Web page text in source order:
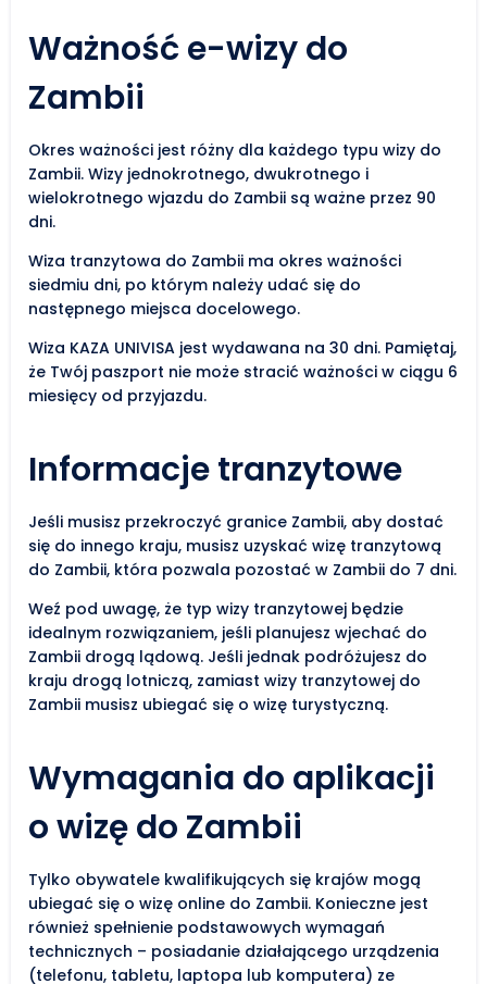
Ważność e-wizy do
Zambii
Okres ważności jest różny dla każdego typu wizy do
Zambii. Wizy jednokrotnego, dwukrotnego i
wielokrotnego wjazdu do Zambii są ważne przez 90
dni.
Wiza tranzytowa do Zambii ma okres ważności
siedmiu dni, po którym należy udać się do
następnego miejsca docelowego.
Wiza KAZA UNIVISA jest wydawana na 30 dni. Pamiętaj,
że Twój paszport nie może stracić ważności w ciągu 6
miesięcy od przyjazdu.
Informacje tranzytowe
Jeśli musisz przekroczyć granice Zambii, aby dostać
się do innego kraju, musisz uzyskać wizę tranzytową
do Zambii, która pozwala pozostać w Zambii do 7 dni.
Weź pod uwagę, że typ wizy tranzytowej będzie
idealnym rozwiązaniem, jeśli planujesz wjechać do
Zambii drogą lądową. Jeśli jednak podróżujesz do
kraju drogą lotniczą, zamiast wizy tranzytowej do
Zambii musisz ubiegać się o wizę turystyczną.
Wymagania do aplikacji
o wizę do Zambii
Tylko obywatele kwalifikujących się krajów mogą
ubiegać się o wizę online do Zambii. Konieczne jest
również spełnienie podstawowych wymagań
technicznych – posiadanie działającego urządzenia
(telefonu, tabletu, laptopa lub komputera) ze